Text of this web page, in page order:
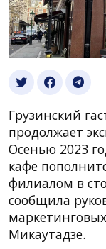
Грузинский
продолжает
Осенью 2023
кафе
филиалом в
сообщила
Микаутадзе.